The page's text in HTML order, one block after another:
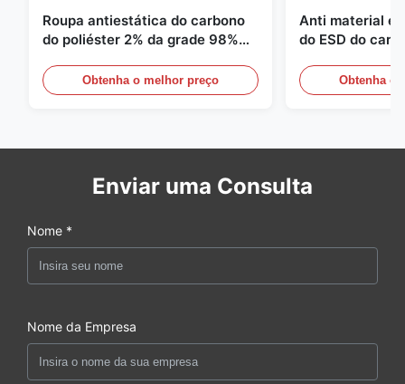
Roupa antiestática do carbono
do poliéster 2% da grade 98%
Obtenha o melhor preço
Anti material
do ESD do
Obtenha o
Enviar uma Consulta
Nome *
Nome da Empresa